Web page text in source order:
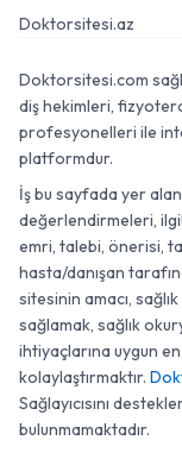
Doktorsitesi.az
Doktorsitesi.com
diş hekimleri,
profesyonelleri ile
platformdur.
İş bu sayfada yer
değerlendirmeleri,
emri, talebi, önerisi,
hasta/danışan
sitesinin amacı,
sağlamak, sağlık
ihtiyaçlarına uygun
kolaylaştırmaktır.
Sağlayıcısını
bulunmamaktadır.